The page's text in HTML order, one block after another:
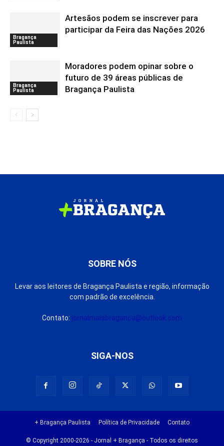
Bragança
Paulista
Artesãos podem se inscrever para
participar da Feira das Nações 2026
Bragança
Paulista
Moradores podem opinar sobre o
futuro de 39 áreas públicas de
Bragança Paulista
SOBRE NÓS
Levar aos leitores de Bragança Paulista e região, informação
com padrão de excelência.
Contato: jornalmaisbraganca@outlook.com
SIGA-NOS
+ Bragança Paulista Política de Privacidade Contato
© Copyright 2000-2026 - Jornal + Bragança - Todos os direitos